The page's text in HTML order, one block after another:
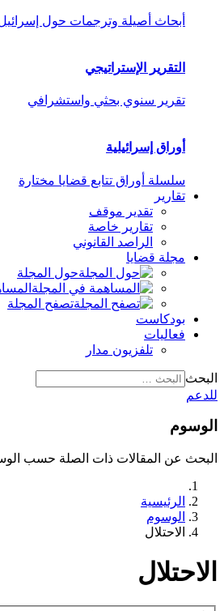
أبحاث أصيلة وترجمات حول
التقرير الإستراتيجي
تقرير سنوي بحثي واستشرافي
أوراق إسرائيلية
سلسلة أوراق تتابع قضايا مختارة
تقارير
تقدير موقف
تقارير خاصة
الراصد القانوني
مجلة قضايا
حول المجلة
تصفح المجلة
بودكاست
فعاليات
تلفزيون مدار
البحث
للدعم
الوسوم
البحث عن المقالات ذات الصلة حسب
الرئيسية
الوسوم
الاحتلال
الاحتلال